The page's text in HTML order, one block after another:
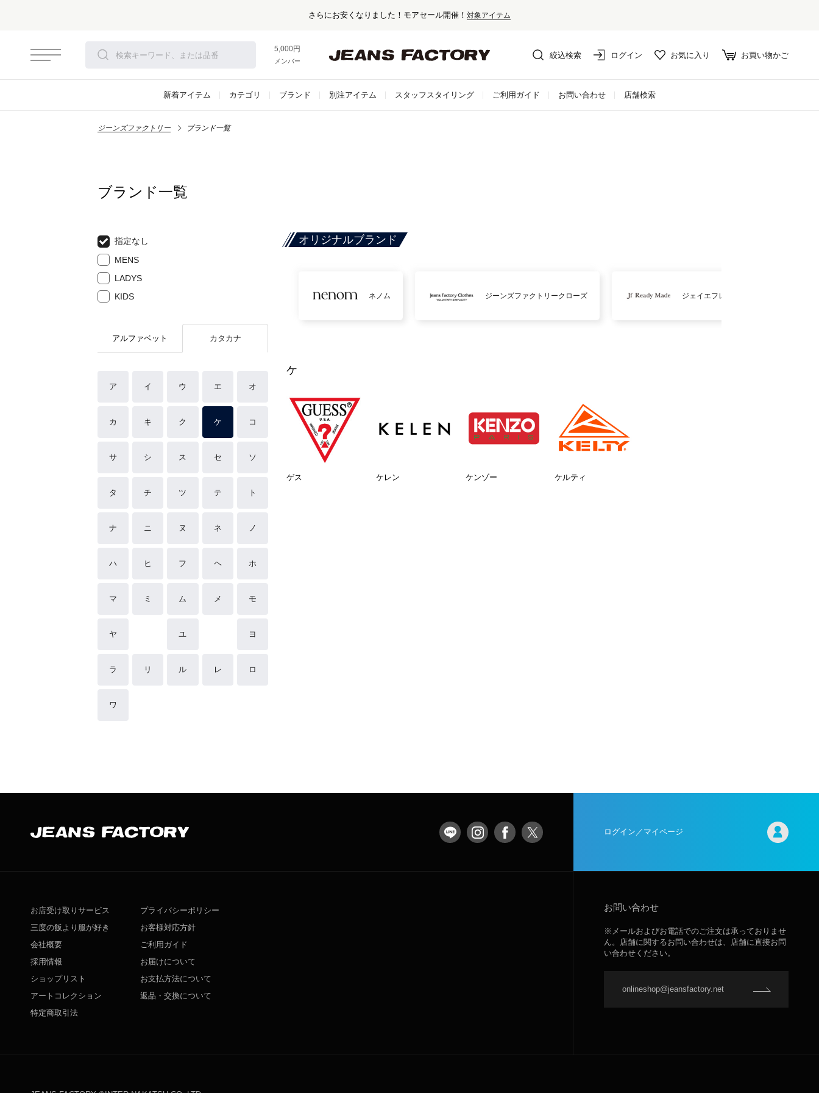
さらにお安くなりました！モアセール開催！ 対象アイテム
5,000円以上お買い上げで送料無料！
メンバー登録でお得な情報をゲット。さらに詳しく
絞込検索 ログイン お気に入り お買い物かご
新着アイテム カテゴリ ブランド 別注アイテム スタッフスタイリング ご利用ガイド お問い合わせ 店舗検索
ジーンズファクトリー ブランド一覧
ブランド一覧
指定なし
MENS
LADYS
KIDS
アルファベット カタカナ
ア イ ウ エ オ
カ キ ク ケ コ
サ シ ス セ ソ
タ チ ツ テ ト
ナ ニ ヌ ネ ノ
ハ ヒ フ ヘ ホ
マ ミ ム メ モ
ヤ ユ ヨ
ラ リ ル レ ロ
ワ
オリジナルブランド
ネノム ジーンズファクトリークローズ ジェイエフレディメイド
ケ
ゲス ケレン ケンゾー ケルティ
ログイン／マイページ
お店受け取りサービス
三度の飯より服が好き
会社概要
採用情報
ショップリスト
アートコレクション
特定商取引法
プライバシーポリシー
お客様対応方針
ご利用ガイド
お届けについて
お支払方法について
返品・交換について
お問い合わせ
※メールおよびお電話でのご注文は承っておりませ
ん。店舗に関するお問い合わせは、店舗に直接お問
い合わせください。
onlineshop@jeansfactory.net